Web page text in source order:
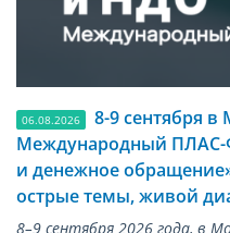
06.08.2026
8-9 сентября
Международный ПЛАС-
и денежное
острые темы, живой
8–9 сентября 2026 года, в